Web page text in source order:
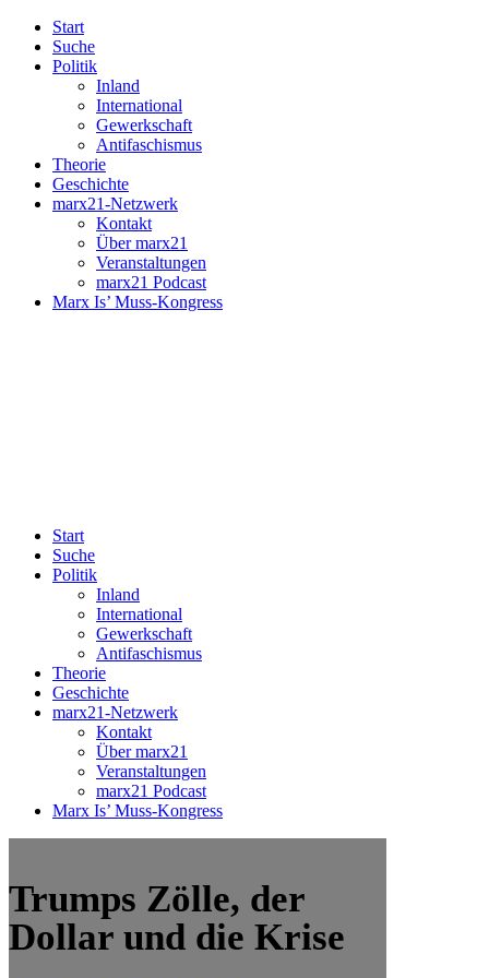
Start
Suche
Politik
Inland
International
Gewerkschaft
Antifaschismus
Theorie
Geschichte
marx21-Netzwerk
Kontakt
Über marx21
Veranstaltungen
marx21 Podcast
Marx Is’ Muss-Kongress
Start
Suche
Politik
Inland
International
Gewerkschaft
Antifaschismus
Theorie
Geschichte
marx21-Netzwerk
Kontakt
Über marx21
Veranstaltungen
marx21 Podcast
Marx Is’ Muss-Kongress
Trumps Zölle, der
Dollar und die Krise